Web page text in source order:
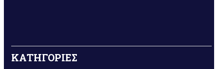
ΚΑΤΗΓΟΡΙΕΣ